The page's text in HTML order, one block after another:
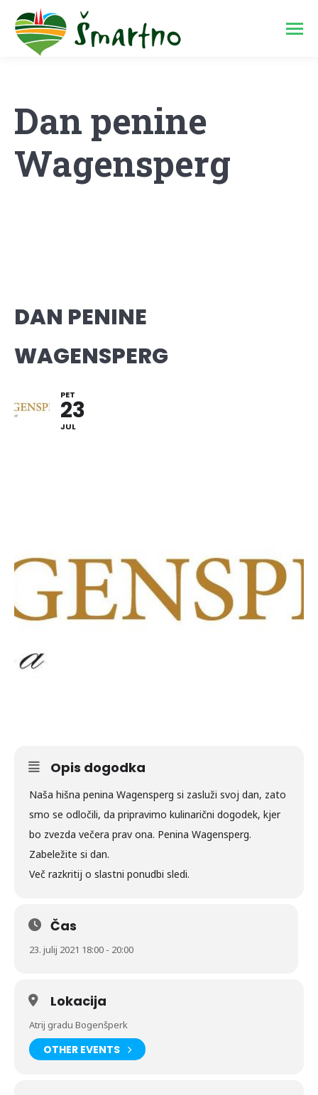
Dan penine
Wagensperg
DAN PENINE
WAGENSPERG
PET
23
JUL
Opis dogodka
Naša hišna penina Wagensperg si zasluži svoj dan, zato
smo se odločili, da pripravimo kulinarični dogodek, kjer
bo zvezda večera prav ona. Penina Wagensperg.
Zabeležite si dan.
Več razkritij o slastni ponudbi sledi.
Čas
23. julij 2021 18:00 - 20:00
Lokacija
Atrij gradu Bogenšperk
OTHER EVENTS